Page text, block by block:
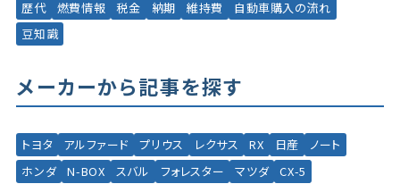
歴代
燃費情報 税金 納期 維持費
自動車購入の流れ
豆知識
メーカーから記事を探す
トヨタ アルファード プリウス レクサス RX 日産
ノート
ホンダ
N-BOX スバル フォレスター マツダ
CX-5